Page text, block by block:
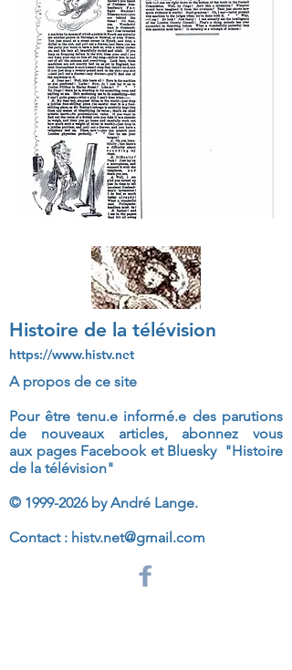
Histoire de la télévision
https://www.histv.net
A propos de ce site
Pour être tenu.e informé.e des parutions
de nouveaux articles, abonnez vous
aux pages Facebook et Bluesky "Histoire
de la télévision"
© 1999-2026by André Lange.
Contact : histv.net@gmail.com